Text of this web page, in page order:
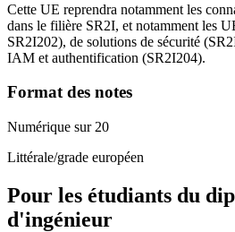
Cette UE reprendra notamment les
dans le filière SR2I, et notamment les
SR2I202), de solutions de sécurité
IAM et authentification (SR2I204).
Format des notes
Numérique sur 20
Littérale/grade européen
Pour les étudiants du
d'ingénieur